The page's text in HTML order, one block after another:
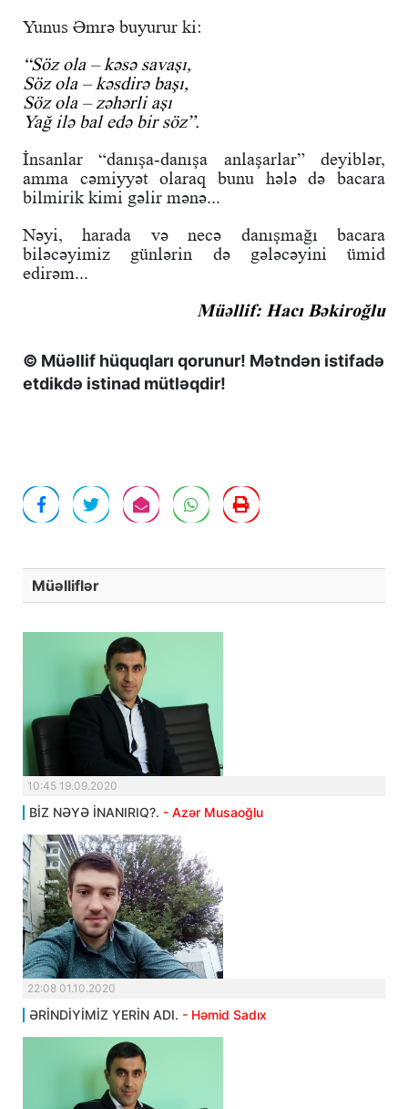
Yunus Əmrə buyurur ki:
“Söz ola – kəsə savaşı,
Söz ola – kəsdirə başı,
Söz ola – zəhərli aşı
Yağ ilə bal edə bir söz”.
İnsanlar “danışa-danışa anlaşarlar” deyiblər,
amma cəmiyyət olaraq bunu hələ də bacara
bilmirik kimi gəlir mənə...
Nəyi, harada və necə danışmağı bacara
biləcəyimiz günlərin də gələcəyini ümid
edirəm...
Müəllif: Hacı Bəkiroğlu
© Müəllif hüquqları qorunur! Mətndən istifadə
etdikdə istinad mütləqdir!
Müəlliflər
10:45 19.09.2020
BİZ NƏYƏ İNANIRIQ?. - Azər Musaoğlu
22:08 01.10.2020
ƏRİNDİYİMİZ YERİN ADI. - Həmid Sadıx